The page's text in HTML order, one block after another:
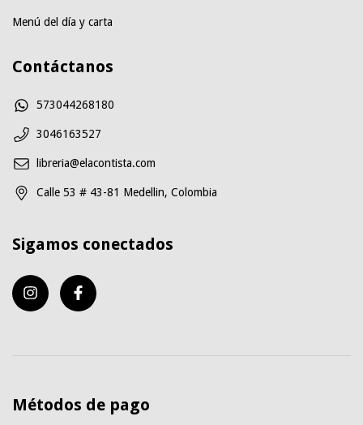
Menú del día y carta
Contáctanos
573044268180
3046163527
libreria@elacontista.com
Calle 53 # 43-81 Medellin, Colombia
Sigamos conectados
Métodos de pago